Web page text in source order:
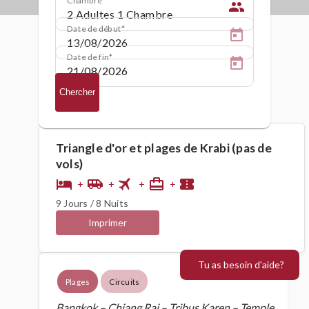
people
Date de début
Date de fin
Chercher
Plages Circuits
Triangle d'or et plages de Krabi (pas de
vols)
hotel + airport_shuttle + flight + card_travel + confirmation_number
9 Jours / 8 Nuits
Imprimer
Tu as besoin d'aide?